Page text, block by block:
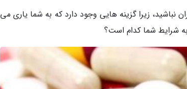
نباشید، زیرا گزینه هایی وجود دارد که به شما یاری می
به شرایط شما کدام است؟